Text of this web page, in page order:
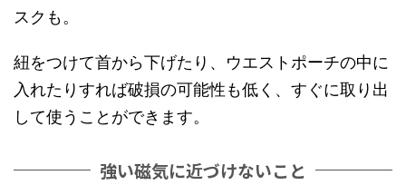
スクも。
紐をつけて首から下げたり、ウエストポーチの中に
入れたりすれば破損の可能性も低く、すぐに取り出
して使うことができます。
強い磁気に近づけないこと